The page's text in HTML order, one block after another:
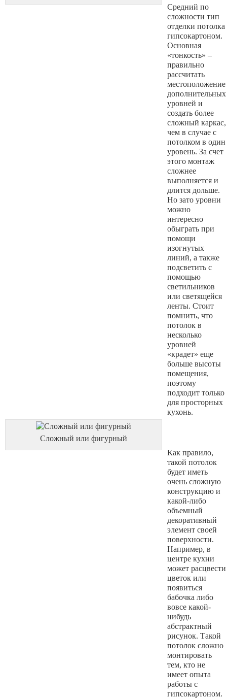
Средний по
сложности тип
отделки потолка
гипсокартоном.
Основная
«тонкость» –
правильно
рассчитать
местоположение
дополнительных
уровней и
создать более
сложный каркас,
чем в случае с
потолком в один
уровень. За счет
этого монтаж
сложнее
выполняется и
длится дольше.
Но зато уровни
можно
интересно
обыграть при
помощи
изогнутых
линий, а также
подсветить с
помощью
светильников
или светящейся
ленты. Стоит
помнить, что
потолок в
несколько
уровней
«крадет» еще
больше высоты
помещения,
поэтому
подходит только
для просторных
кухонь.
Сложный или фигурный
Как правило,
такой потолок
будет иметь
очень сложную
конструкцию и
какой-либо
объемный
декоративный
элемент своей
поверхности.
Например, в
центре кухни
может расцвести
цветок или
появиться
бабочка либо
вовсе какой-
нибудь
абстрактный
рисунок. Такой
потолок сложно
монтировать
тем, кто не
имеет опыта
работы с
гипсокартоном.